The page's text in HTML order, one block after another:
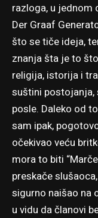
razloga, u jednom
Der Graaf
što se tiče ideja,
znanja šta je to
religija, istorija i
suštini postojanja,
posle. Daleko od
sam ipak,
očekivao veću
mora to biti
preskače
sigurno naišao na
u vidu da članovi